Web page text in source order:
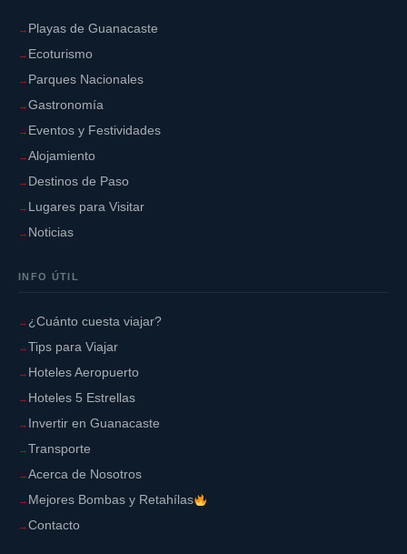
Playas de Guanacaste
Ecoturismo
Parques Nacionales
Gastronomía
Eventos y Festividades
Alojamiento
Destinos de Paso
Lugares para Visitar
Noticias
INFO ÚTIL
¿Cuánto cuesta viajar?
Tips para Viajar
Hoteles Aeropuerto
Hoteles 5 Estrellas
Invertir en Guanacaste
Transporte
Acerca de Nosotros
Mejores Bombas y Retahílas
Contacto